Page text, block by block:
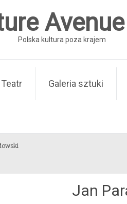
Avenue
Polska kultura poza krajem
Teatr Galeria sztuki
Jan